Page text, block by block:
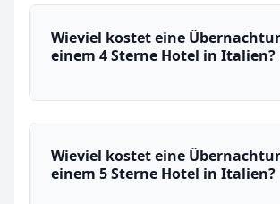
Wieviel kostet eine
einem 4 Sterne Hotel in Italien?
Wieviel kostet eine
einem 5 Sterne Hotel in Italien?